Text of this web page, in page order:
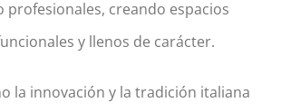
profesionales, creando espacios
y llenos de carácter.
la innovación y la tradición italiana